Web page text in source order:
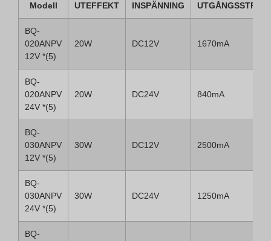
Modell UTEFFEKT INSPÄNNING UTGÅNGSSTRÖM
BQ-
020ANPV
12V *(5)
20W DC12V 1670mA
BQ-
020ANPV
24V *(5)
20W DC24V 840mA
BQ-
030ANPV
12V *(5)
30W DC12V 2500mA
BQ-
030ANPV
24V *(5)
30W DC24V 1250mA
BQ-